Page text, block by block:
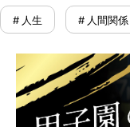
# 人生 # 人間関係